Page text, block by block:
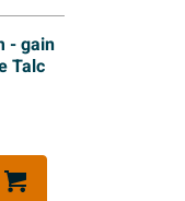
- gain
Talc